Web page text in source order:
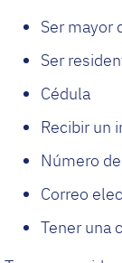
Ser mayor
Ser
Cédula
Recibir un
Número
Correo
Tener una